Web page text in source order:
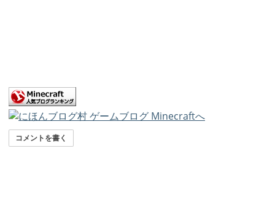
コメントを書く